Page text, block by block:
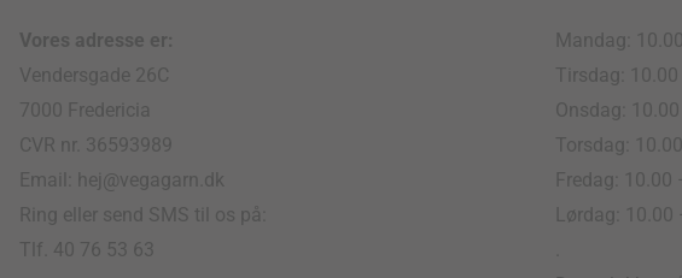
Vores adresse er:
Vendersgade 26C
7000 Fredericia
CVR nr. 36593989
Email: hej@vegagarn.dk
Ring eller send SMS til os på:
Tlf. 40 76 53 63
Mandag:
Tirsdag:
Onsdag:
Torsdag:
Fredag: 10.00
Lørdag: 10.00